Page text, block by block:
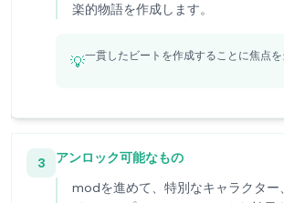
楽的物語を作成します。
💡一貫したビートを作成することに焦点を
3
アンロック可能なもの
modを進めて、特別なキャラクター